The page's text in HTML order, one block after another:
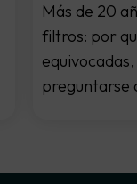
Más de 20
filtros: por
preguntarse